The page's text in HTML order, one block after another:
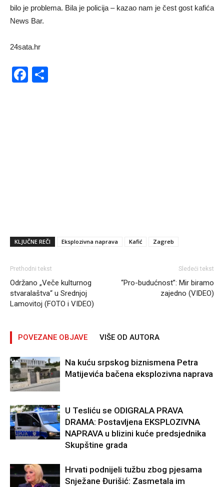
bilo je problema. Bila je policija – kazao nam je čest gost kafića
News Bar.
24sata.hr
Facebook
KLJUČNE REČI Eksplozivna naprava Kafić Zagreb
Prethodni tekst
Održano „Veče kulturnog
stvaralaštva“ u Srednjoj
Lamovitoj (FOTO i VIDEO)
Sledeći tekst
“Pro-budućnost”: Mir biramo
zajedno (VIDEO)
POVEZANE OBJAVE VIŠE OD AUTORA
Na kuću srpskog biznismena Petra
Matijevića bačena eksplozivna naprava
U Tesliću se ODIGRALA PRAVA
DRAMA: Postavljena EKSPLOZIVNA
NAPRAVA u blizini kuće predsjednika
Skupštine grada
Hrvati podnijeli tužbu zbog pjesama
Snježane Đurišić: Zasmetala im